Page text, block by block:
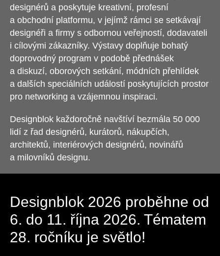
designérů a poskytuje kreativní, profesní
a obchodní platformu, v jejímž rámci se setkávají
designéři a firmy s odbornou veřejností, dodavateli
i cílovými zákazníky. Výstavy doplňuje bohatý
doprovodný program v podobě přednášek
a diskuzí, oborových setkání, módních přehlídek
a dalších speciálních událostí poskytujících prostor
pro networking a vzájemnou inspiraci.
Designblok každoročně navštíví bezmála 50 000
lidí z řad designérů, kurátorů, nákupčích,
architektů, interiérových designérů, novinářů
a milovníků designu.
Designblok 2026 proběhne od
6. do 11. října 2026. Tématem
28. ročníku je světlo!